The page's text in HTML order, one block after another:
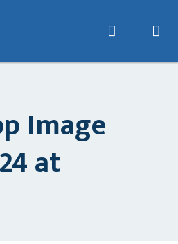
Image
at